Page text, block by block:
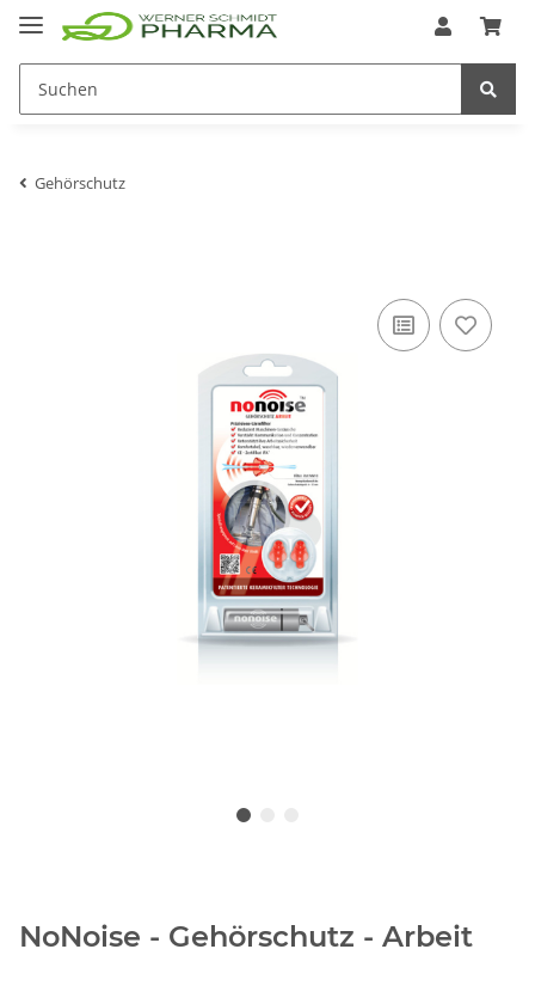
Gehörschutz
NoNoise - Gehörschutz - Arbeit